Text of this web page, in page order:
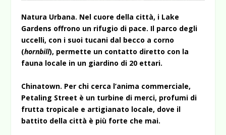
Natura Urbana. Nel cuore della città, i Lake
Gardens offrono un rifugio di pace. Il parco degli
uccelli, con i suoi tucani dal becco a corno
(hornbill), permette un contatto diretto con la
fauna locale in un giardino di 20 ettari.
Chinatown. Per chi cerca l’anima commerciale,
Petaling Street è un turbine di merci, profumi di
frutta tropicale e artigianato locale, dove il
battito della città è più forte che mai.